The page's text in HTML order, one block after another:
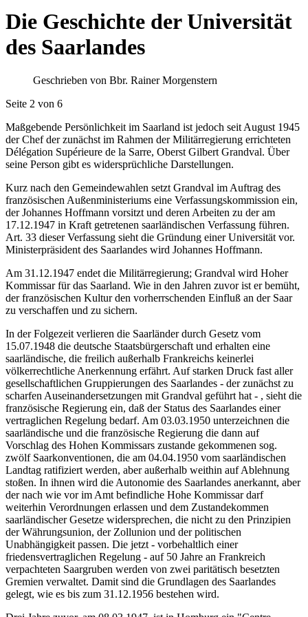
Die Geschichte der Universität
des Saarlandes
Geschrieben von Bbr. Rainer Morgenstern
Seite 2 von 6
Maßgebende Persönlichkeit im Saarland ist jedoch seit August 1945
der Chef der zunächst im Rahmen der Militärregierung errichteten
Délégation Supérieure de la Sarre, Oberst Gilbert Grandval. Über
seine Person gibt es widersprüchliche Darstellungen.
Kurz nach den Gemeindewahlen setzt Grandval im Auftrag des
französischen Außenministeriums eine Verfassungskommission ein,
der Johannes Hoffmann vorsitzt und deren Arbeiten zu der am
17.12.1947 in Kraft getretenen saarländischen Verfassung führen.
Art. 33 dieser Verfassung sieht die Gründung einer Universität vor.
Ministerpräsident des Saarlandes wird Johannes Hoffmann.
Am 31.12.1947 endet die Militärregierung; Grandval wird Hoher
Kommissar für das Saarland. Wie in den Jahren zuvor ist er bemüht,
der französischen Kultur den vorherrschenden Einfluß an der Saar
zu verschaffen und zu sichern.
In der Folgezeit verlieren die Saarländer durch Gesetz vom
15.07.1948 die deutsche Staatsbürgerschaft und erhalten eine
saarländische, die freilich außerhalb Frankreichs keinerlei
völkerrechtliche Anerkennung erfährt. Auf starken Druck fast aller
gesellschaftlichen Gruppierungen des Saarlandes - der zunächst zu
scharfen Auseinandersetzungen mit Grandval geführt hat - , sieht die
französische Regierung ein, daß der Status des Saarlandes einer
vertraglichen Regelung bedarf. Am 03.03.1950 unterzeichnen die
saarländische und die französische Regierung die dann auf
Vorschlag des Hohen Kommissars zustande gekommenen sog.
zwölf Saarkonventionen, die am 04.04.1950 vom saarländischen
Landtag ratifiziert werden, aber außerhalb weithin auf Ablehnung
stoßen. In ihnen wird die Autonomie des Saarlandes anerkannt, aber
der nach wie vor im Amt befindliche Hohe Kommissar darf
weiterhin Verordnungen erlassen und dem Zustandekommen
saarländischer Gesetze widersprechen, die nicht zu den Prinzipien
der Währungsunion, der Zollunion und der politischen
Unabhängigkeit passen. Die jetzt - vorbehaltlich einer
friedensvertraglichen Regelung - auf 50 Jahre an Frankreich
verpachteten Saargruben werden von zwei paritätisch besetzten
Gremien verwaltet. Damit sind die Grundlagen des Saarlandes
gelegt, wie es bis zum 31.12.1956 bestehen wird.